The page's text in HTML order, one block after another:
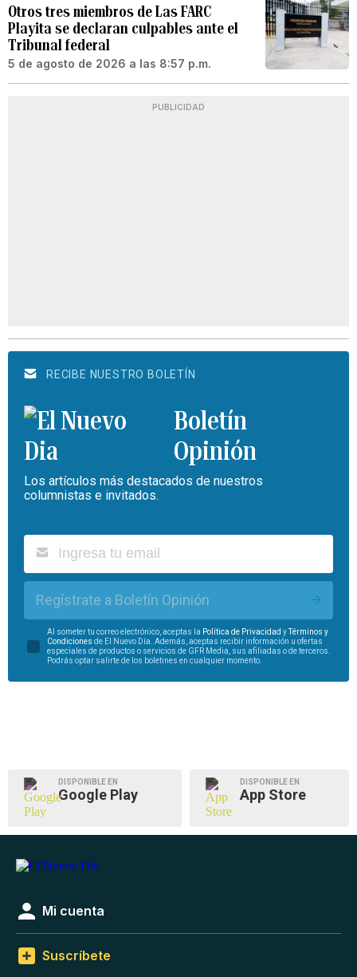
Otros tres miembros de Las FARC
Playita se declaran culpables ante el
Tribunal federal
5 de agosto de 2026 a las 8:57 p.m.
PUBLICIDAD
RECIBE NUESTRO BOLETÍN
Boletín
Opinión
Los artículos más destacados de nuestros
columnistas e invitados.
Regístrate a Boletín Opinión
Al someter tu correo electrónico, aceptas la Política de Privacidad yTérminos y
Condiciones de El Nuevo Día. Además, aceptas recibir información u ofertas
especiales de productos o servicios de GFR Media, sus afiliadas o de terceros.
Podrás optar salirte de los boletines en cualquier momento.
DISPONIBLE EN
Google Play
DISPONIBLE EN
App Store
Mi cuenta
Suscríbete